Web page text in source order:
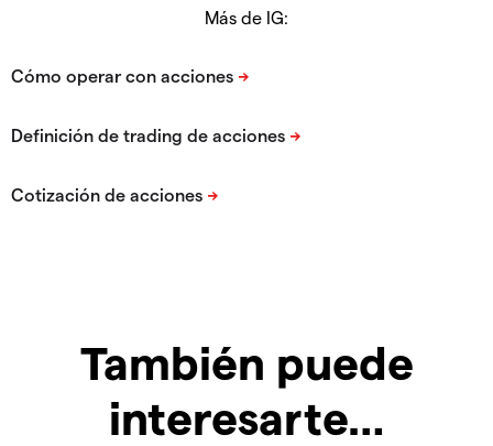
Más de IG:
También puede
interesarte…